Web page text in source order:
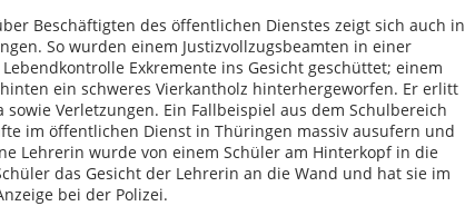
Beschäftigten des öffentlichen Dienstes zeigt sich auch in
So wurden einem Justizvollzugsbeamten in einer
Exkremente ins Gesicht geschüttet; einem
ein schweres Vierkantholz hinterhergeworfen. Er erlitt
Verletzungen. Ein Fallbeispiel aus dem Schulbereich
im öffentlichen Dienst in Thüringen massiv ausufern und
Lehrerin wurde von einem Schüler am Hinterkopf in die
das Gesicht der Lehrerin an die Wand und hat sie im
bei der Polizei.